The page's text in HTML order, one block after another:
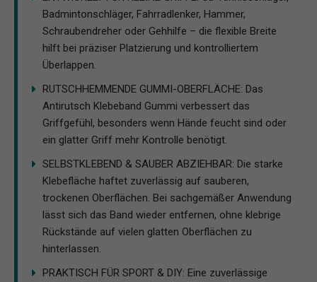
Badmintonschläger, Fahrradlenker, Hammer,
Schraubendreher oder Gehhilfe – die flexible Breite
hilft bei präziser Platzierung und kontrolliertem
Überlappen.
RUTSCHHEMMENDE GUMMI-OBERFLÄCHE: Das
Antirutsch Klebeband Gummi verbessert das
Griffgefühl, besonders wenn Hände feucht sind oder
ein glatter Griff mehr Kontrolle benötigt.
SELBSTKLEBEND & SAUBER ABZIEHBAR: Die starke
Klebefläche haftet zuverlässig auf sauberen,
trockenen Oberflächen. Bei sachgemäßer Anwendung
lässt sich das Band wieder entfernen, ohne klebrige
Rückstände auf vielen glatten Oberflächen zu
hinterlassen.
PRAKTISCH FÜR SPORT & DIY: Eine zuverlässige